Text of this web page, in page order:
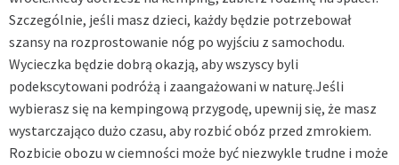
Szczególnie, jeśli masz dzieci, każdy będzie potrzebował
szansy na rozprostowanie nóg po wyjściu z samochodu.
Wycieczka będzie dobrą okazją, aby wszyscy byli
podekscytowani podróżą i zaangażowani w naturę.Jeśli
wybierasz się na kempingową przygodę, upewnij się, że masz
wystarczająco dużo czasu, aby rozbić obóz przed zmrokiem.
Rozbicie obozu w ciemności może być niezwykle trudne i może